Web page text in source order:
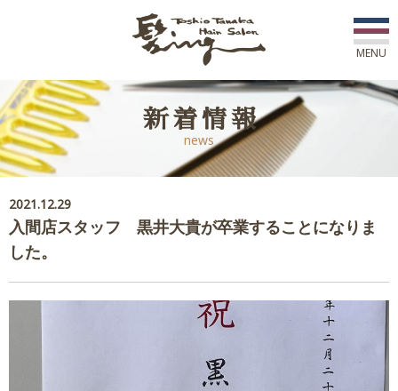
初めての方へ
店舗一覧
コース紹介
新着情報
MENU
新着情報
news
2021.12.29
入間店スタッフ 黒井大貴が卒業することになりま
した。